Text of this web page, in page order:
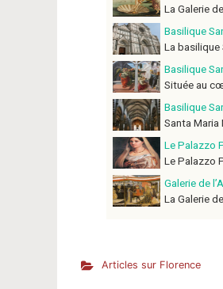
La Galerie
Basilique
La basilique
Basilique
Située au
Basilique
Santa Maria
Le Palazzo
Le Palazzo
Galerie de
La Galerie
Articles sur Florence